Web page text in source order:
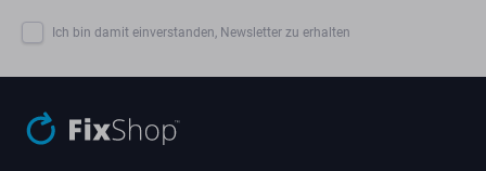
Ich bin damit einverstanden, Newsletter zu erhalten